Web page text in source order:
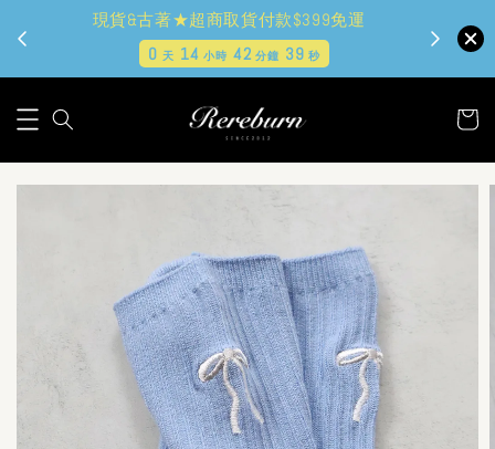
✿夏日好心情✿全站2件9折
0 天 14 小時 42 分鐘 37秒